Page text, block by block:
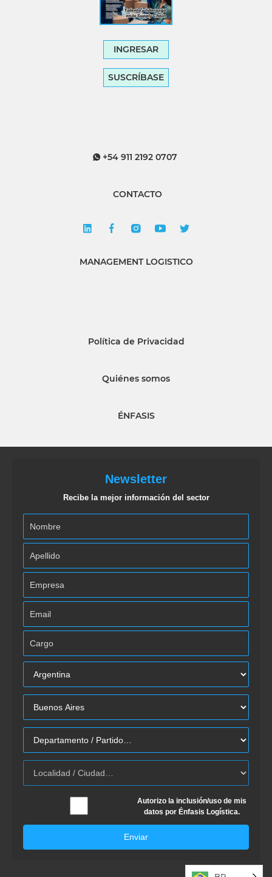
INGRESAR
SUSCRÍBASE
+54 911 2192 0707
CONTACTO
MANAGEMENT LOGISTICO
Política de Privacidad
Quiénes somos
ÉNFASIS
Newsletter
Recibe la mejor información del sector
Autorizo la inclusión/uso de mis
datos por Énfasis Logística.
Enviar